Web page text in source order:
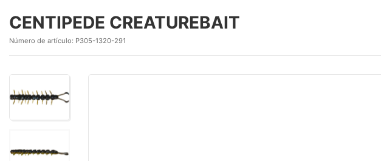
CENTIPEDE CREATUREBAIT
Número de artículo: P305-1320-291